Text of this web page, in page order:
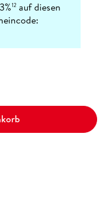
12 auf diesen